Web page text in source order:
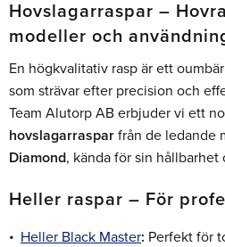
Hovslagarraspar –
modeller och
En högkvalitativ rasp är ett
som strävar efter precision och
Team Alutorp AB erbjuder vi ett
hovslagarraspar från de ledande
Diamond, kända för sin hållbarhet
Heller raspar – För
Heller Black Master: Perfekt för